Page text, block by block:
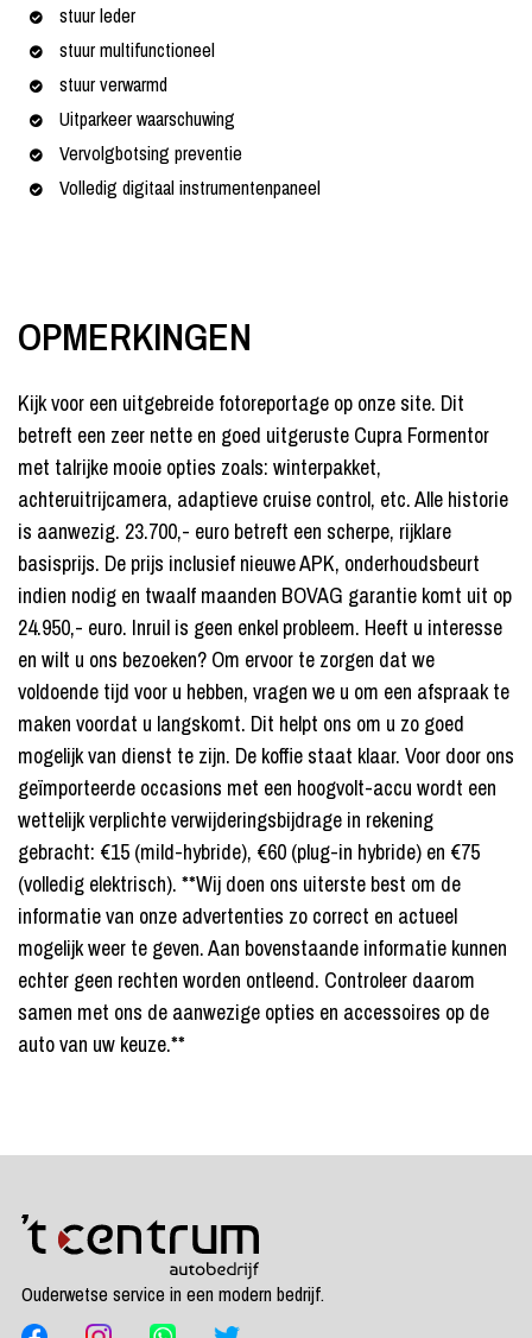
stuur leder
stuur multifunctioneel
stuur verwarmd
Uitparkeer waarschuwing
Vervolgbotsing preventie
Volledig digitaal instrumentenpaneel
OPMERKINGEN
Kijk voor een uitgebreide fotoreportage op onze site. Dit
betreft een zeer nette en goed uitgeruste Cupra Formentor
met talrijke mooie opties zoals: winterpakket,
achteruitrijcamera, adaptieve cruise control, etc. Alle historie
is aanwezig. 23.700,- euro betreft een scherpe, rijklare
basisprijs. De prijs inclusief nieuwe APK, onderhoudsbeurt
indien nodig en twaalf maanden BOVAG garantie komt uit op
24.950,- euro. Inruil is geen enkel probleem. Heeft u interesse
en wilt u ons bezoeken? Om ervoor te zorgen dat we
voldoende tijd voor u hebben, vragen we u om een afspraak te
maken voordat u langskomt. Dit helpt ons om u zo goed
mogelijk van dienst te zijn. De koffie staat klaar. Voor door ons
geïmporteerde occasions met een hoogvolt-accu wordt een
wettelijk verplichte verwijderingsbijdrage in rekening
gebracht: €15 (mild-hybride), €60 (plug-in hybride) en €75
(volledig elektrisch). **Wij doen ons uiterste best om de
informatie van onze advertenties zo correct en actueel
mogelijk weer te geven. Aan bovenstaande informatie kunnen
echter geen rechten worden ontleend. Controleer daarom
samen met ons de aanwezige opties en accessoires op de
auto van uw keuze.**
Ouderwetse service in een modern bedrijf.